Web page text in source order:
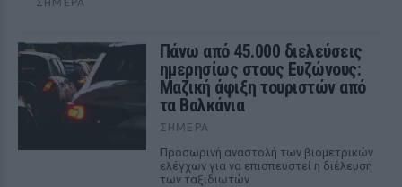
Πάνω από 45.000 διελεύσεις
ημερησίως στους Ευζώνους:
Μαζική άφιξη τουριστών από
τα Βαλκάνια
ΣΉΜΕΡΑ
Προσωρινή αναστολή των βιομετρικών
ελέγχων για να επισπευστεί η διέλευση
των ταξιδιωτών